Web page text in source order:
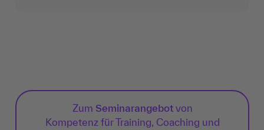
Zum Seminarangebotvon
Kompetenz für Training, Coaching und